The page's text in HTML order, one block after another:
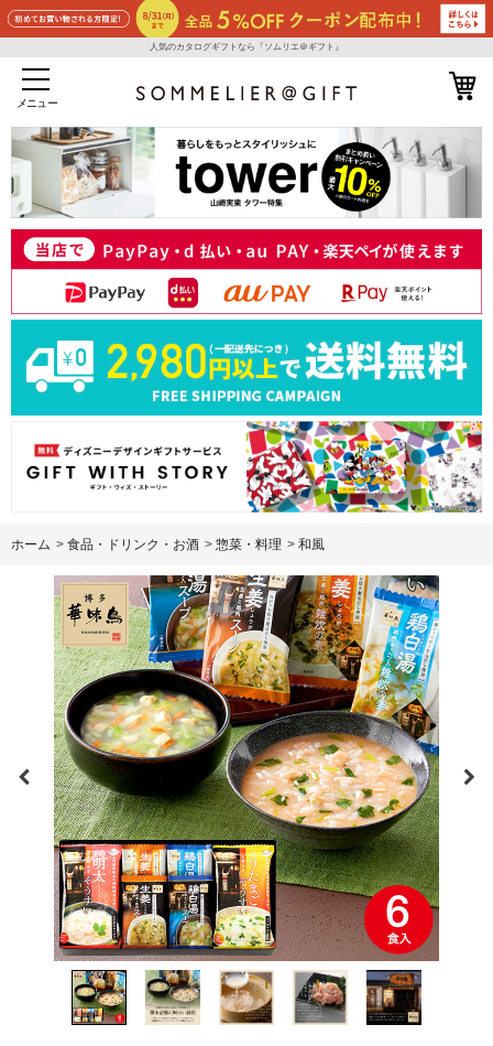
人気のカタログギフトなら『ソムリエ＠ギフト』
メニュー
ホーム > 食品・ドリンク・お酒 > 惣菜・料理 > 和風